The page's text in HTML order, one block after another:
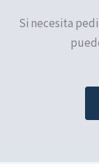
Si necesita